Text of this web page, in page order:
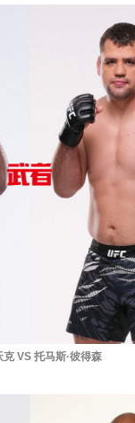
克 VS 托马斯·彼得森